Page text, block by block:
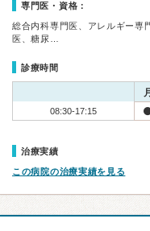
専門医・資格：
総合内科専門医、アレルギー専
医、糖尿…
診療時間
月
08:30-17:15
治療実績
この病院の治療実績を見る